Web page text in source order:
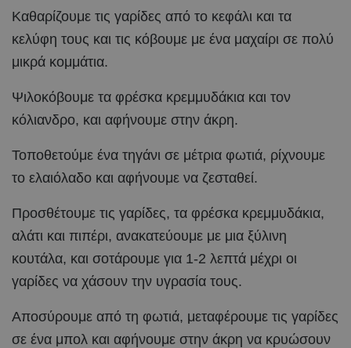
Καθαρίζουμε τις γαρίδες από το κεφάλι και τα
κελύφη τους και τις κόβουμε με ένα μαχαίρι σε πολύ
μικρά κομμάτια.
Ψιλοκόβουμε τα φρέσκα κρεμμυδάκια και τον
κόλιανδρο, και αφήνουμε στην άκρη.
Τοποθετούμε ένα τηγάνι σε μέτρια φωτιά, ρίχνουμε
το ελαιόλαδο και αφήνουμε να ζεσταθεί.
Προσθέτουμε τις γαρίδες, τα φρέσκα κρεμμυδάκια,
αλάτι και πιπέρι, ανακατεύουμε με μια ξύλινη
κουτάλα, και σοτάρουμε για 1-2 λεπτά μέχρι οι
γαρίδες να χάσουν την υγρασία τους.
Αποσύρουμε από τη φωτιά, μεταφέρουμε τις γαρίδες
σε ένα μπολ και αφήνουμε στην άκρη να κρυώσουν